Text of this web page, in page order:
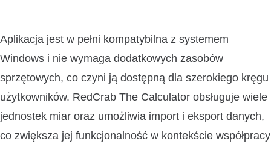
Aplikacja jest w pełni kompatybilna z systemem
Windows i nie wymaga dodatkowych zasobów
sprzętowych, co czyni ją dostępną dla szerokiego kręgu
użytkowników. RedCrab The Calculator obsługuje wiele
jednostek miar oraz umożliwia import i eksport danych,
co zwiększa jej funkcjonalność w kontekście współpracy